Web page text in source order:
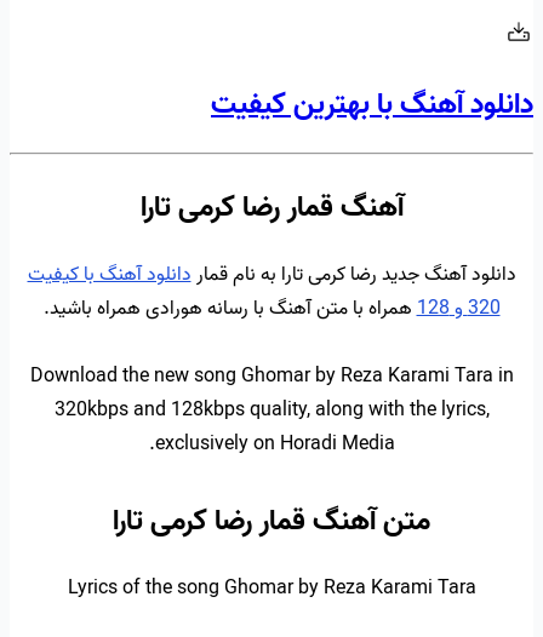
دانلود آهنگ با بهترین کیفیت
آهنگ قمار رضا کرمی تارا
دانلود آهنگ جدید رضا کرمی تارا به نام قماردانلود آهنگ با کیفیت
320 و 128
همراه با متن آهنگ با رسانه هورادی همراه باشید.
Download the new song Ghomar by Reza Karami Tara in
320kbps and 128kbps quality, along with the lyrics,
exclusively on Horadi Media.
متن آهنگ قمار رضا کرمی تارا
Lyrics of the song Ghomar by Reza Karami Tara